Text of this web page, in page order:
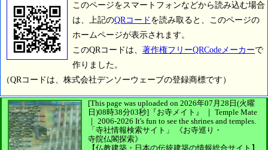
このページをスマートフォンなどから読み込む場合
は、上記のQRコード を読み取ると、このページの
ホームページが表示されます。
このQRコードは、 著作権フリーQRCodeメーカーで
作りました。
（QRコードは、株式会社デンソーウェーブの登録商標です）
[This page was uploaded on 2026年07月28日(火曜
日)08時38分03秒] 『お寺メイト』 ｜ Temple Mate
｜ 2006-2026 It's fun to see the shrines and temples.
「寺社情報検索サイト」
《お寺巡り・
寺院仏閣探索》
【仏教建築・日本の伝統建築の情報総合サイト】